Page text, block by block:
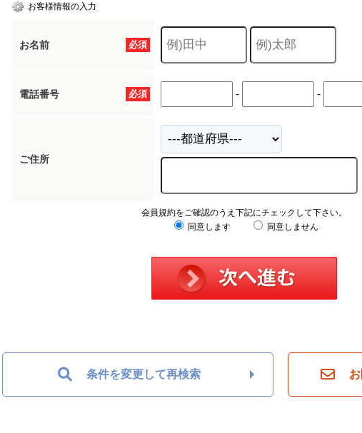
お客様情報の入力
必須
お名前
必須
電話番号 - -
ご住所
会員規約をご確認のうえ下記にチェックして下さい。
同意します
同意しません
条件を変更して再検索